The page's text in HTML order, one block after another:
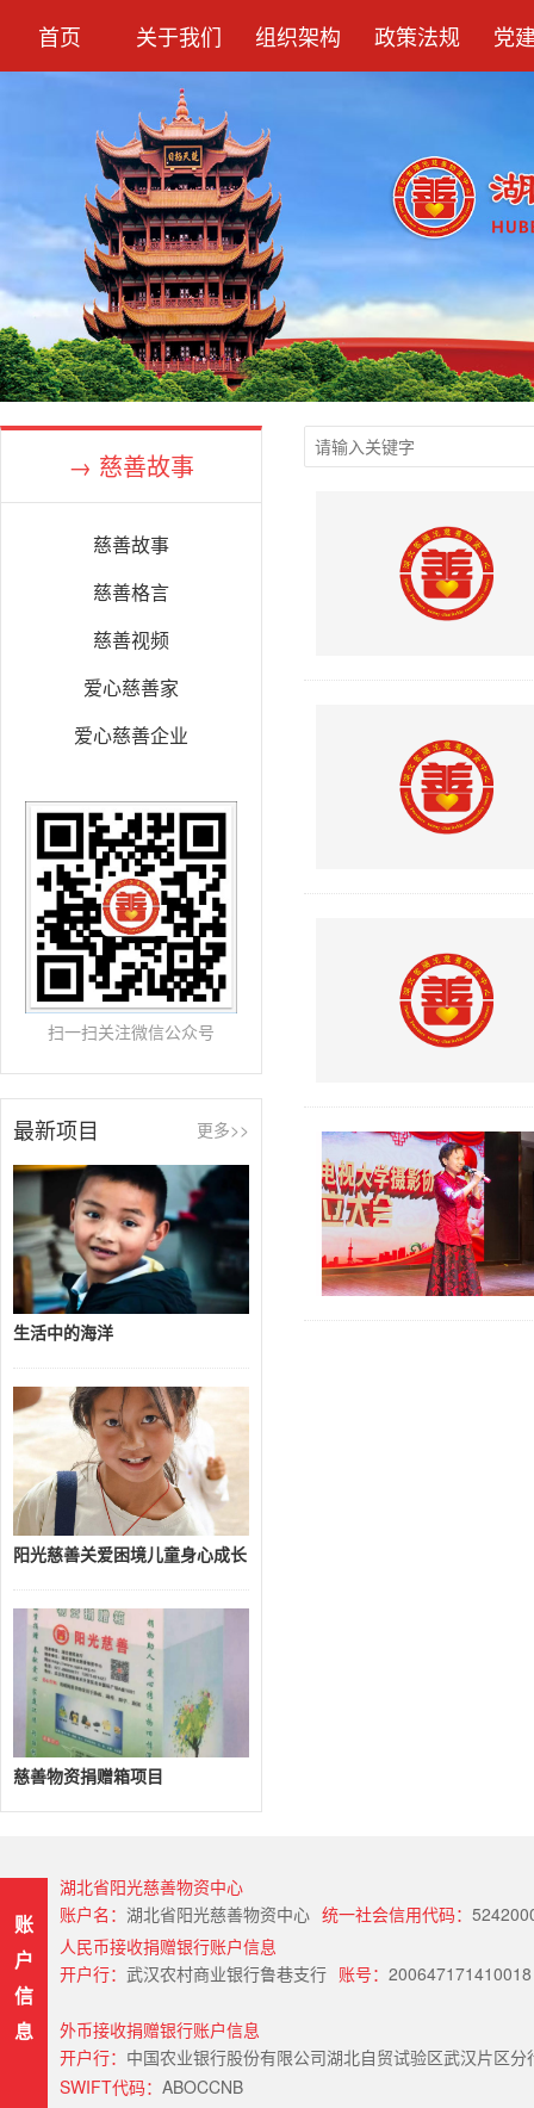
首页 关于我们 组织架构 政策法规 党
→ 慈善故事
慈善故事
慈善格言
慈善视频
爱心慈善家
爱心慈善企业
扫一扫关注微信公众号
最新项目 更多>>
生活中的海洋
阳光慈善关爱困境儿童身心成长
慈善物资捐赠箱项目
账
户
信
息
湖北省阳光慈善物资中心
账户名： 湖北省阳光慈善物资中心 统一社会信用代码：
人民币接收捐赠银行账户信息
开户行： 武汉农村商业银行鲁巷支行 账号： 200647171410018
外币接收捐赠银行账户信息
开户行： 中国农业银行股份有限公司湖北自贸试验区武汉片区
SWIFT代码： ABOCCNB